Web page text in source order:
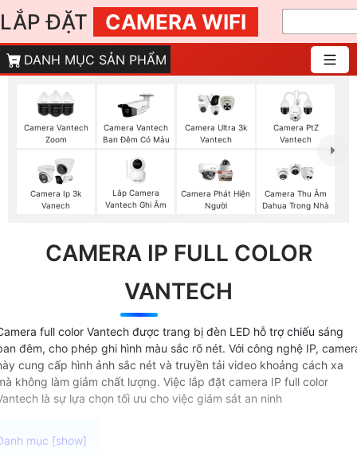
LẮP ĐẶT CAMERA WIFI
DANH MỤC SẢN PHẨM
Camera Vantech
Zoom
Camera Vantech
Ban Đêm Có Màu
Camera Ultra 3k
Vantech
Camera PtZ
Vantech
Camera Ip 3k
Vanech
Lắp Camera
Vantech Ghi Âm
Camera Phát Hiện
Người
Camera Thu Âm
Dahua Trong Nhà
CAMERA IP FULL COLOR
VANTECH
full color Vantech được trang bị đèn LED hỗ trợ chiếu sáng
đêm, cho phép ghi hình màu sắc rõ nét. Với công nghệ IP,
cung cấp hình ảnh sắc nét và truyền tải video khoảng cách xa
không làm giảm chất lượng. Việc lắp đặt camera IP full color
là sự lựa chọn tối ưu cho việc giám sát an ninh